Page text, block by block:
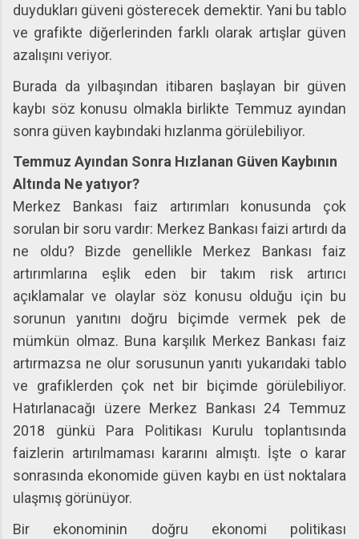
duydukları güveni gösterecek demektir. Yani bu tablo
ve grafikte diğerlerinden farklı olarak artışlar güven
azalışını veriyor.
Burada da yılbaşından itibaren başlayan bir güven
kaybı söz konusu olmakla birlikte Temmuz ayından
sonra güven kaybındaki hızlanma görülebiliyor.
Temmuz Ayından Sonra Hızlanan Güven Kaybının
Altında Ne yatıyor?
Merkez Bankası faiz artırımları konusunda çok
sorulan bir soru vardır: Merkez Bankası faizi artırdı da
ne oldu? Bizde genellikle Merkez Bankası faiz
artırımlarına eşlik eden bir takım risk artırıcı
açıklamalar ve olaylar söz konusu olduğu için bu
sorunun yanıtını doğru biçimde vermek pek de
mümkün olmaz. Buna karşılık Merkez Bankası faiz
artırmazsa ne olur sorusunun yanıtı yukarıdaki tablo
ve grafiklerden çok net bir biçimde görülebiliyor.
Hatırlanacağı üzere Merkez Bankası 24 Temmuz
2018 günkü Para Politikası Kurulu toplantısında
faizlerin artırılmaması kararını almıştı. İşte o karar
sonrasında ekonomide güven kaybı en üst noktalara
ulaşmış görünüyor.
Bir ekonominin doğru ekonomi politikası